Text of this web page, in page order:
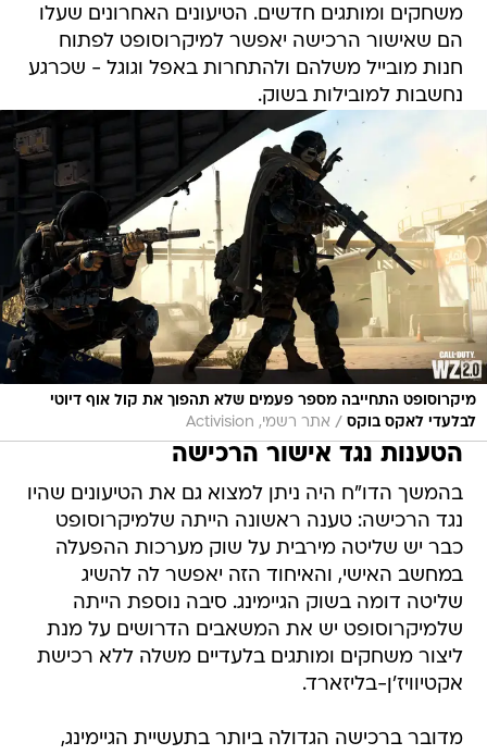
משחקים ומותגים חדשים. הטיעונים האחרונים שעלו
הם שאישור הרכישה יאפשר למיקרוסופט לפתוח
חנות מובייל משלהם ולהתחרות באפל וגוגל - שכרגע
נחשבות למובילות בשוק.
מיקרוסופט התחייבה מספר פעמים שלא תהפוך את קול אוף דיוטי
לבלעדי לאקס בוקס / אתר רשמי, Activision
הטענות נגד אישור הרכישה
בהמשך הדו"ח היה ניתן למצוא גם את הטיעונים שהיו
נגד הרכישה: טענה ראשונה הייתה שלמיקרוסופט
כבר יש שליטה מירבית על שוק מערכות ההפעלה
במחשב האישי, והאיחוד הזה יאפשר לה להשיג
שליטה דומה בשוק הגיימינג. סיבה נוספת הייתה
שלמיקרוסופט יש את המשאבים הדרושים על מנת
ליצור משחקים ומותגים בלעדיים משלה ללא רכישת
אקטיוויז'ן-בליזארד.
מדובר ברכישה הגדולה ביותר בתעשיית הגיימינג,